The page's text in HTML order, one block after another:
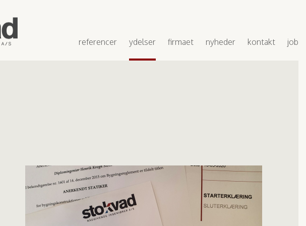
referencer ydelser firmaet nyheder kontakt job